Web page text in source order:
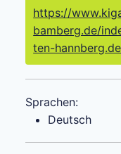
https://
bamberg.de/
ten-hannberg.de
Sprachen:
Deutsch